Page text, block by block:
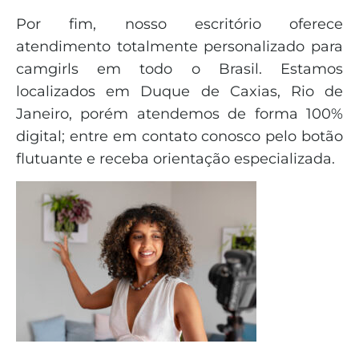
Por fim, nosso escritório oferece
atendimento totalmente personalizado para
camgirls em todo o Brasil. Estamos
localizados em Duque de Caxias, Rio de
Janeiro, porém atendemos de forma 100%
digital; entre em contato conosco pelo botão
flutuante e receba orientação especializada.